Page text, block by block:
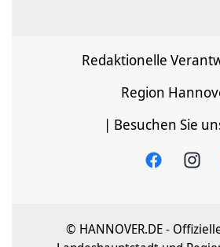
Redaktionelle
Region
| Besuchen Sie
© HANNOVER.DE -